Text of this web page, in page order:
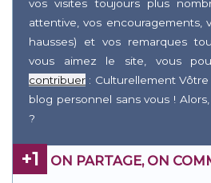
vos visites toujours plus
attentive, vos encouragements,
hausses) et vos remarques
vous aimez le site, vous
contribuer : Culturellement
blog personnel sans vous !
?
+1 ON PARTAGE, ON